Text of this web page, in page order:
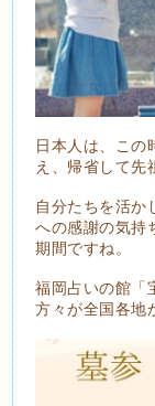
日本人は、この
え、帰省して先
自分たちを活か
への感謝の気持
期間ですね。
福岡占いの館「
方々が全国各地